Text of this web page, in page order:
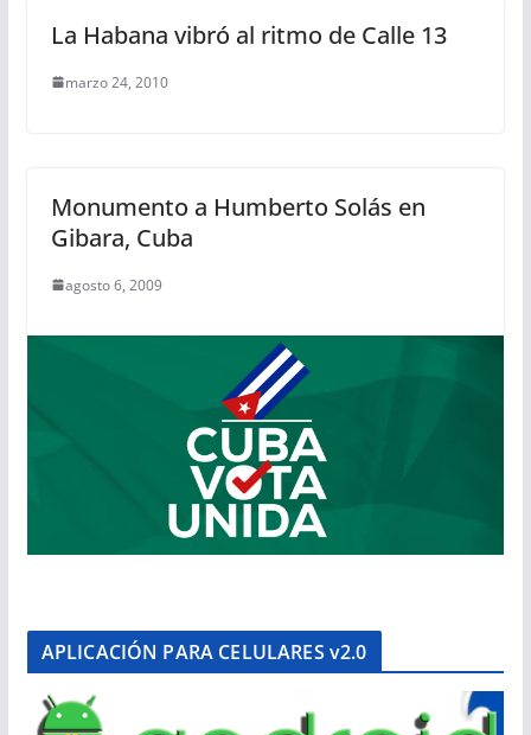
La Habana vibró al ritmo de Calle 13
marzo 24, 2010
Monumento a Humberto Solás en
Gibara, Cuba
agosto 6, 2009
APLICACIÓN PARA CELULARES v2.0